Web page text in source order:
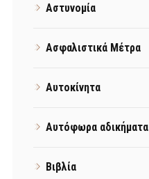
Αστυνομία
Ασφαλιστικά Μέτρα
Αυτοκίνητα
Αυτόφωρα αδικήματα
Βιβλία